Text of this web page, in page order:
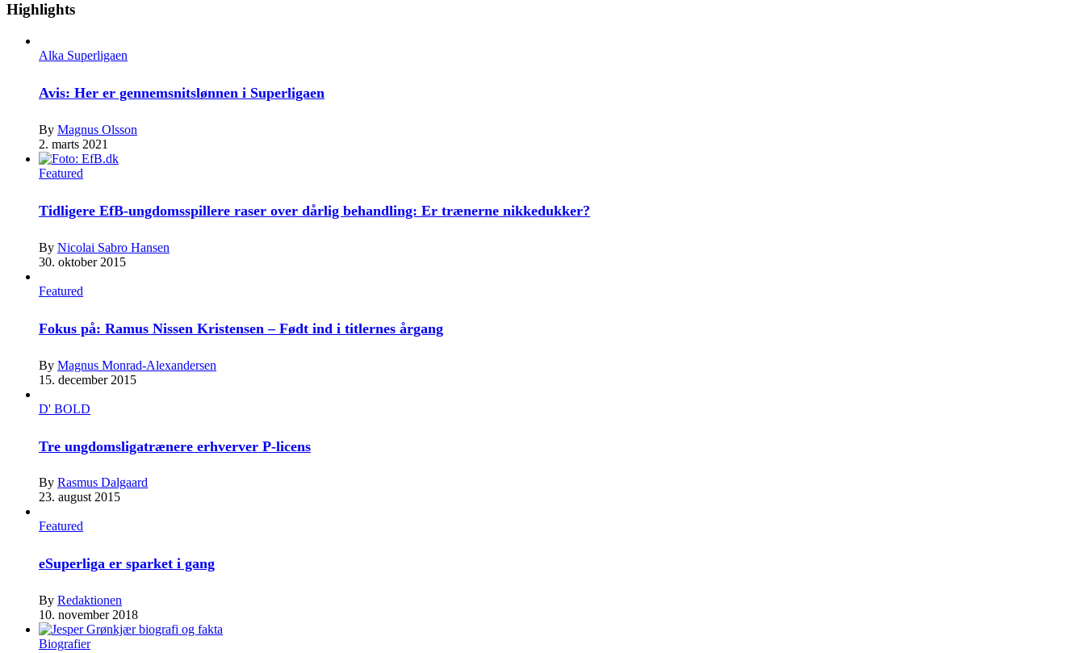
Highlights
Alka Superligaen
Avis: Her er gennemsnitslønnen i Superligaen
By Magnus Olsson
2. marts 2021
Featured
Tidligere EfB-ungdomsspillere raser over dårlig behandling: Er trænerne nikkedukker?
By Nicolai Sabro Hansen
30. oktober 2015
Featured
Fokus på: Ramus Nissen Kristensen – Født ind i titlernes årgang
By Magnus Monrad-Alexandersen
15. december 2015
D' BOLD
Tre ungdomsligatrænere erhverver P-licens
By Rasmus Dalgaard
23. august 2015
Featured
eSuperliga er sparket i gang
By Redaktionen
10. november 2018
Biografier